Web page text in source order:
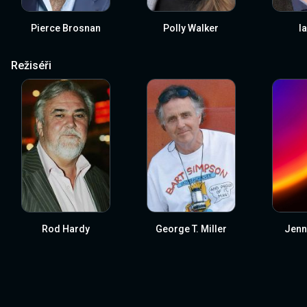
Pierce Brosnan Polly Walker
Režiséři
Rod Hardy George T. Miller